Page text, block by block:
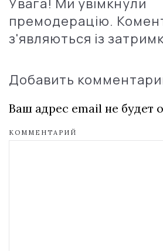
премодерацію.
з'являються із
Добавить
Ваш адрес email не будет
КОММЕНТАРИЙ